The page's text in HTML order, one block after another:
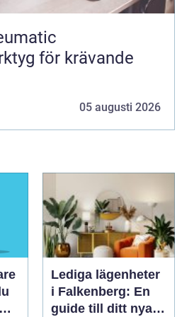
för krävande
05 augusti 2026
Lediga lägenheter
i Falkenberg: En
guide till ditt nya